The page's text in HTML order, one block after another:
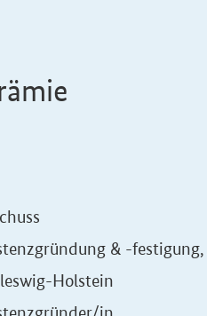
& -
Holstein